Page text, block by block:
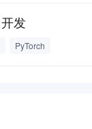
发
PyTorch